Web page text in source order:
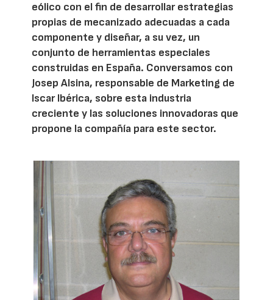
eólico con el fin de desarrollar estrategias
propias de mecanizado adecuadas a cada
componente y diseñar, a su vez, un
conjunto de herramientas especiales
construidas en España. Conversamos con
Josep Alsina, responsable de Marketing de
Iscar Ibérica, sobre esta industria
creciente y las soluciones innovadoras que
propone la compañía para este sector.